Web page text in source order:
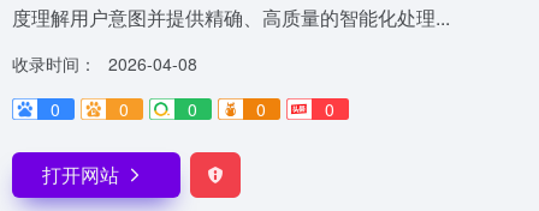
度理解用户意图并提供精确、高质量的智能化处理...
收录时间：
2026-04-08
0
0 0 0 0
打开网站